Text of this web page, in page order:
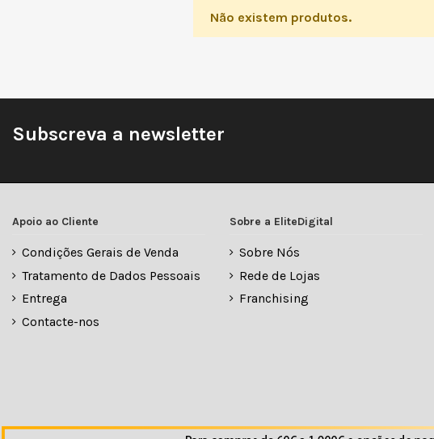
Não existem produtos.
Subscreva a newsletter
Apoio ao Cliente
Condições Gerais de Venda
Tratamento de Dados Pessoais
Entrega
Contacte-nos
Sobre a EliteDigital
Sobre Nós
Rede de Lojas
Franchising